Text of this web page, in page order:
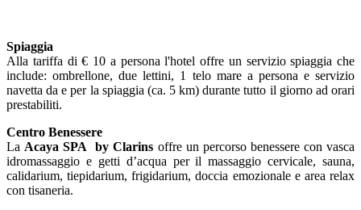
Spiaggia
Alla tariffa di € 10 a persona l'hotel offre un servizio spiaggia che
include: ombrellone, due lettini, 1 telo mare a persona e servizio
navetta da e per la spiaggia (ca. 5 km) durante tutto il giorno ad orari
prestabiliti.
Centro Benessere
La Acaya SPA by Clarins offre un percorso benessere con vasca
idromassaggio e getti d’acqua per il massaggio cervicale, sauna,
calidarium, tiepidarium, frigidarium, doccia emozionale e area relax
con tisaneria.